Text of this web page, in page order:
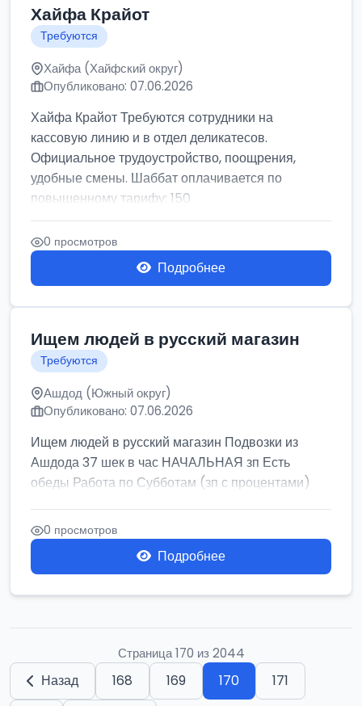
Хайфа Крайот
Требуются
Хайфа (Хайфский округ)
Опубликовано: 07.06.2026
Хайфа Крайот Требуются сотрудники на
кассовую линию и в отдел деликатесов.
Официальное трудоустройство, поощрения,
удобные смены. Шаббат оплачивается по
повышенному тарифу: 150
0 просмотров
Подробнее
Ищем людей в русский магазин
Требуются
Ашдод (Южный округ)
Опубликовано: 07.06.2026
Ищем людей в русский магазин Подвозки из
Ашдода 37 шек в час НАЧАЛЬНАЯ зп Есть
обеды Работа по Субботам (зп с процентами)
0 просмотров
Подробнее
Страница 170 из 2044
Назад 168 169 170
171